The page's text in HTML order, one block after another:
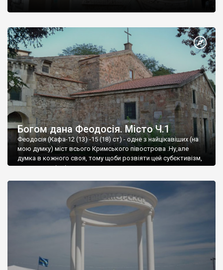
Богом дана Феодосія. Місто Ч.1
Феодосія (Кафа-12 (13) -15 (18) ст) - одне з найцікавіших (на
мою думку) міст всього Кримського півострова .Ну,але
думка в кожного своя, тому щоби розвіяти цей субєктивізм,
запрошую відвідати це